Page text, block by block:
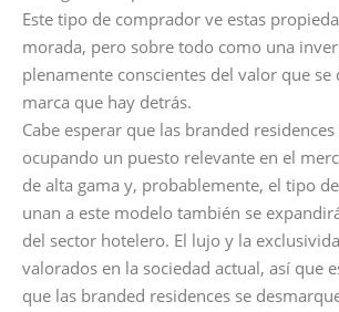
Este tipo de comprador ve estas
morada, pero sobre todo como una
plenamente conscientes del valor que se
marca que hay detrás.
Cabe esperar que las branded
ocupando un puesto relevante en el
de alta gama y, probablemente, el tipo
unan a este modelo también se
del sector hotelero. El lujo y la
valorados en la sociedad actual, así que
que las branded residences se